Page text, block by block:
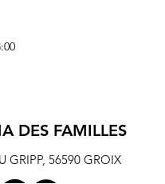
DES FAMILLES
GRIPP, 56590 GROIX